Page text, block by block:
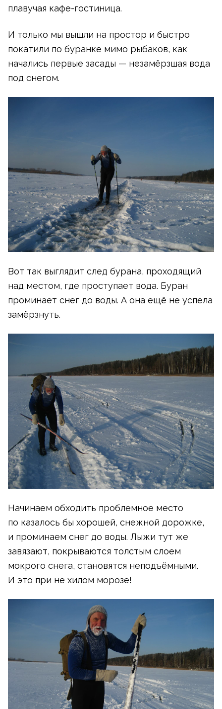
плавучая кафе-гостиница.
И только мы вышли на простор и быстро
покатили по буранке мимо рыбаков, как
начались первые засады — незамёрзшая вода
под снегом.
Вот так выглядит след бурана, проходящий
над местом, где проступает вода. Буран
проминает снег до воды. А она ещё не успела
замёрзнуть.
Начинаем обходить проблемное место
по казалось бы хорошей, снежной дорожке,
и проминаем снег до воды. Лыжи тут же
завязают, покрываются толстым слоем
мокрого снега, становятся неподъёмными.
И это при не хилом морозе!